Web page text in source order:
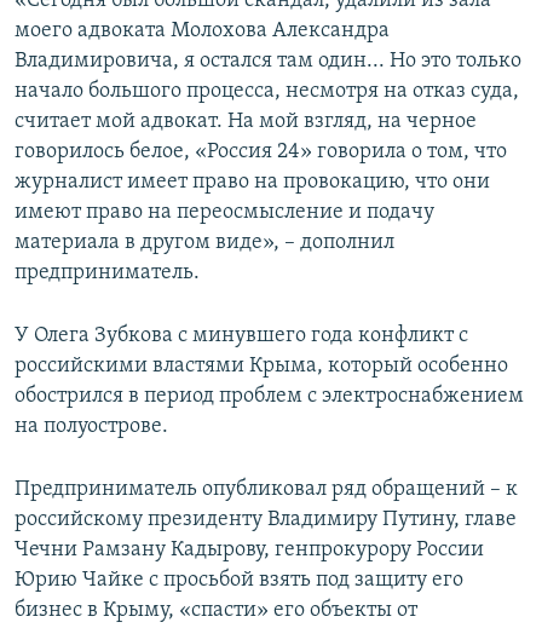
моего адвоката Молохова Александра
Владимировича, я остался там один... Но это только
начало большого процесса, несмотря на отказ суда,
считает мой адвокат. На мой взгляд, на черное
говорилось белое, «Россия 24» говорила о том, что
журналист имеет право на провокацию, что они
имеют право на переосмысление и подачу
материала в другом виде», – дополнил
предприниматель.
У Олега Зубкова с минувшего года конфликт с
российскими властями Крыма, который особенно
обострился в период проблем с электроснабжением
на полуострове.
Предприниматель опубликовал ряд обращений – к
российскому президенту Владимиру Путину, главе
Чечни Рамзану Кадырову, генпрокурору России
Юрию Чайке с просьбой взять под защиту его
бизнес в Крыму, «спасти» его объекты от